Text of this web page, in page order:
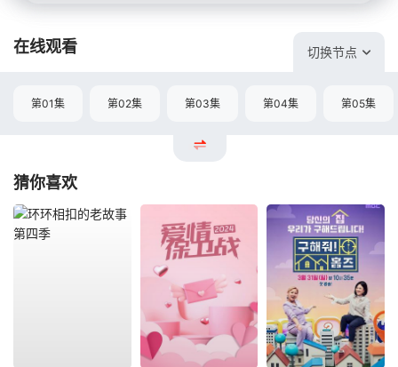
在线观看 切换节点
第01集 第02集 第03集 第04集 第05集
猜你喜欢